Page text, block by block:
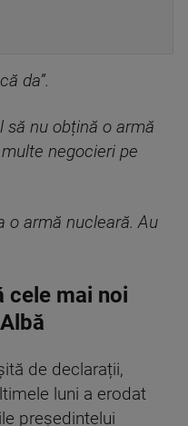
da”.
să nu obțină o armă
negocieri pe
o armă nucleară. Au
cele mai noi
de declarații,
luni a erodat
președintelui